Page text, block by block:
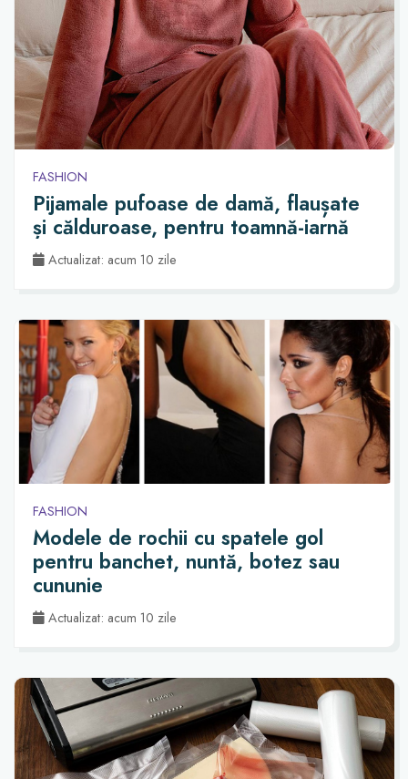
FASHION
Pijamale pufoase de damă, flaușate
și călduroase, pentru toamnă-iarnă
Actualizat: acum 10 zile
FASHION
Modele de rochii cu spatele gol
pentru banchet, nuntă, botez sau
cununie
Actualizat: acum 10 zile